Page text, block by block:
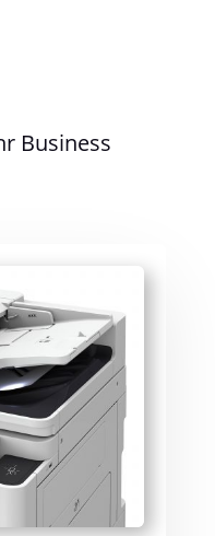
Business